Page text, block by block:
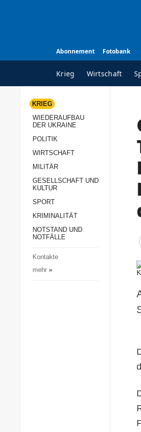
Abonnement Fotobank
Krieg Wirtschaft
ALLE RUBRIKEN
Politik
Militär
Gesellschaft und
Notstand und
KRIEG
WIEDERAUFBAU
DER UKRAINE
POLITIK
WIRTSCHAFT
MILITÄR
GESELLSCHAFT UND
KULTUR
SPORT
KRIMINALITÄT
NOTSTAND UND
NOTFÄLLE
Kontakte
mehr»